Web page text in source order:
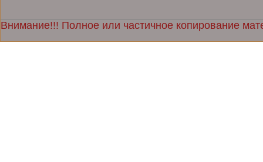
Внимание!!! Полное или частичное копирование